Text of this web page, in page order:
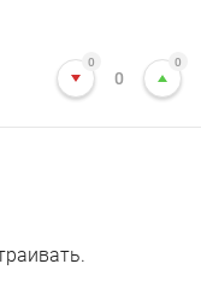
0
0
0